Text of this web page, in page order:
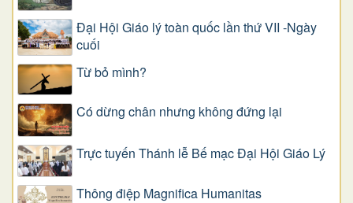
Đại Hội Giáo lý toàn quốc lần thứ VII -Ngày
cuối
Từ bỏ mình?
Có dừng chân nhưng không đứng lại
Trực tuyến Thánh lễ Bế mạc Đại Hội Giáo Lý
Thông điệp Magnifica Humanitas